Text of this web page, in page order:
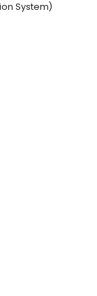
System)